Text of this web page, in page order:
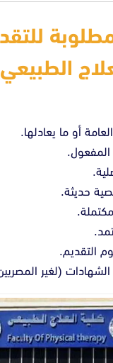
أو ما يعادلها.
التقديم.
(لغير